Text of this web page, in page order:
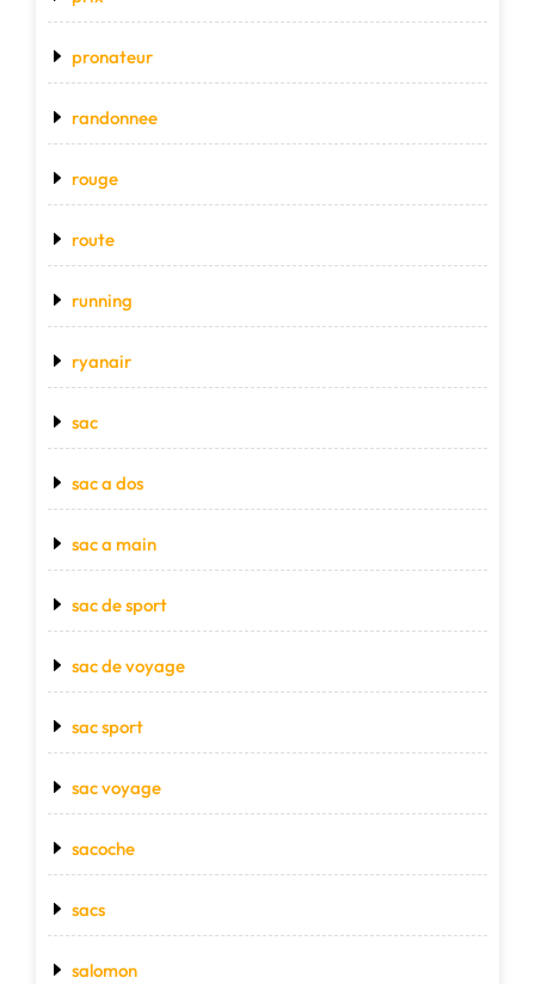
pronateur
randonnee
rouge
route
running
ryanair
sac
sac a dos
sac a main
sac de sport
sac de voyage
sac sport
sac voyage
sacoche
sacs
salomon